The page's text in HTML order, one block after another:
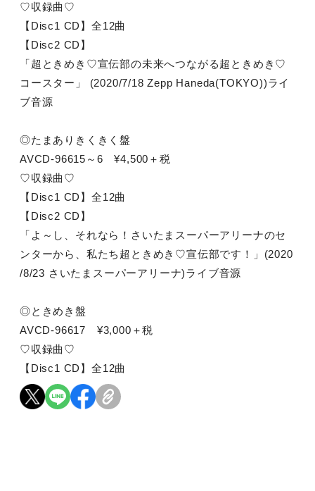
♡収録曲♡
【Disc1 CD】全12曲
【Disc2 CD】
「超ときめき♡宣伝部の未来へつながる超ときめき♡
コースター」 (2020/7/18 Zepp Haneda(TOKYO))ライ
ブ音源
◎たまありきくきく盤
AVCD-96615～6 ¥4,500＋税
♡収録曲♡
【Disc1 CD】全12曲
【Disc2 CD】
「よ～し、それなら！さいたまスーパーアリーナのセ
ンターから、私たち超ときめき♡宣伝部です！」(2020
/8/23 さいたまスーパーアリーナ)ライブ音源
◎ときめき盤
AVCD-96617 ¥3,000＋税
♡収録曲♡
【Disc1 CD】全12曲